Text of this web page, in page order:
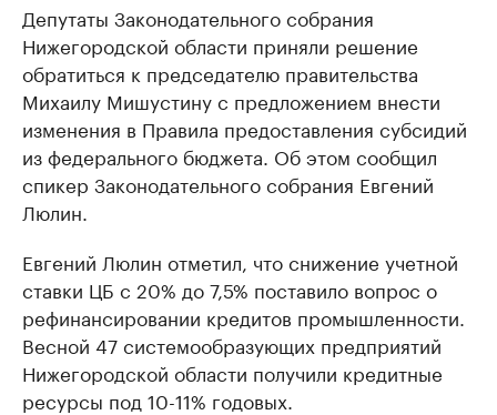
Депутаты Законодательного собрания
Нижегородской области приняли решение
обратиться к председателю правительства
Михаилу Мишустину с предложением внести
изменения в Правила предоставления субсидий
из федерального бюджета. Об этом сообщил
спикер Законодательного собрания Евгений
Люлин.
Евгений Люлин отметил, что снижение учетной
ставки ЦБ с 20% до 7,5% поставило вопрос о
рефинансировании кредитов промышленности.
Весной 47 системообразующих предприятий
Нижегородской области получили кредитные
ресурсы под 10-11% годовых.